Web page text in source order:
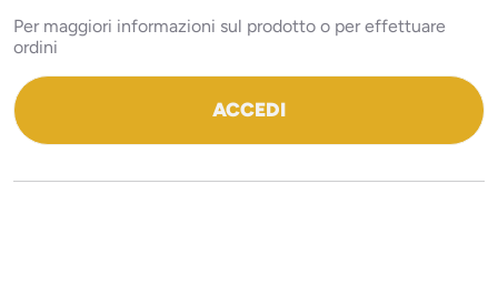
Per maggiori informazioni sul prodotto o per effettuare
ordini
ACCEDI